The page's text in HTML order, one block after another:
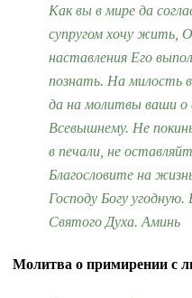
Как вы в мире да
супругом хочу жить,
наставления Его
познать. На милость
да на молитвы ваши о
Всевышнему. Не
в печали, не
Благословите на
Господу Богу
Святого Духа. Аминь
Молитва о примирении с